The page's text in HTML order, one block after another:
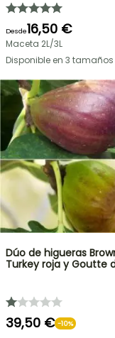
Desde16,50 €
Maceta 2L/3L
Disponible en 3 tamaños
Dúo de higueras
Turkey roja y Goutte
39,50 € -10%